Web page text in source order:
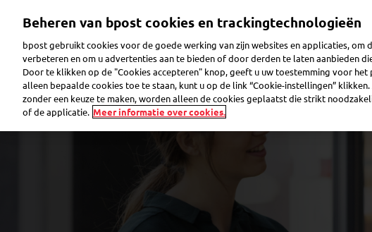
inhoud
Pakje verzenden Pakje ontvangen Brief verzenden
Beheren van bpost cookies en trackingtechnologieën
bpost gebruikt cookies voor de goede werking van zijn websites en applicaties, om
verbeteren en om u advertenties aan te bieden of door derden te laten aanbieden
Door te klikken op de "Cookies accepteren" knop, geeft u uw toestemming voor het
alleen bepaalde cookies toe te staan, kunt u op de link “Cookie-instellingen”
zonder een keuze te maken, worden alleen de cookies geplaatst die strikt
of de applicatie. Meer informatie over cookies.